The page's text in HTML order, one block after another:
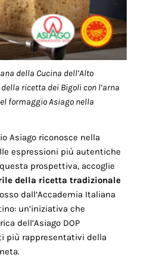
della Cucina dell’Alto
ricetta dei Bigoli con l’arna
formaggio Asiago nella
Asiago riconosce nella
espressioni più autentiche
prospettiva, accoglie
della ricetta tradizionale
dall’Accademia Italiana
un’iniziativa che
dell’Asiago DOP
più rappresentativi della